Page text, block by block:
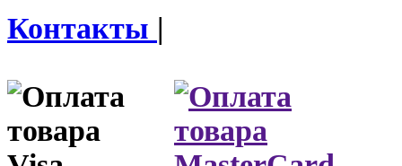
Контакты |